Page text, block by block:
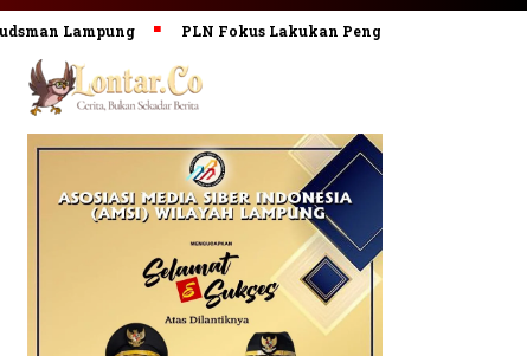
Lampung PLN Fokus Lakukan Pengembangan Pembangkit